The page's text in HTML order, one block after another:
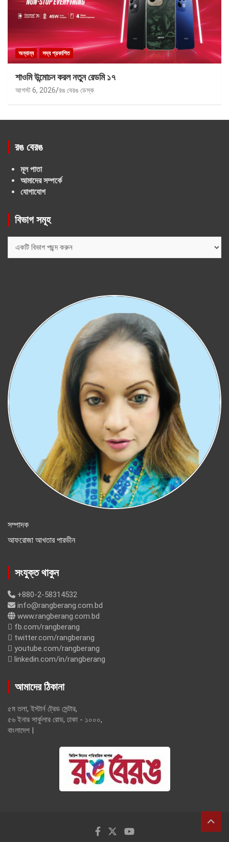
অন্যান্য সদ্য প্রকাশিত
শাওমি উন্মোচন করল নতুন রেডমি ১৭
আগস্ট 6, 2026 রঙ বেরঙ ডেস্ক
রঙ বেরঙ
মূল পাতা
আমাদের সম্পর্কে
যোগাযোগ
বিভাগ সমূহ
সম্পাদক
আফরোজা আখতার পারভীন
সংযুক্ত থাকুন
+880-2-58314532
info@rangberang.com.bd
www.rangberang.com.bd
fb.com/rangberang
twitter.com/rangberang
youtube.com/rangberang
linkedin.com/in/rangberang
আমাদের ঠিকানা
৫ম তলা, ইস্টার্ন ট্রেড সেন্টার,
৫৬ ইনার সার্কুলার রোড, ঢাকা - ১০০০,
বাংলাদেশ |